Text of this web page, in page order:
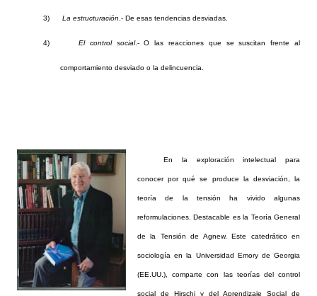
3) La estructuración .- De esas tendencias desviadas.
4) El control social.- O las reacciones que se suscitan frente al
comportamiento desviado o la delincuencia.
En la exploración intelectual para
conocer por qué se produce la desviación, la
teoría de la tensión ha vivido algunas
reformulaciones. Destacable es la Teoría General
de la Tensión de Agnew. Este catedrático en
sociología en la Universidad Emory de Georgia
(EE.UU.), comparte con las teorías del control
social de Hirschi y del Aprendizaje Social de